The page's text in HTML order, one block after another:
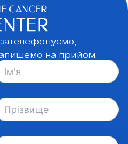
на прийом.